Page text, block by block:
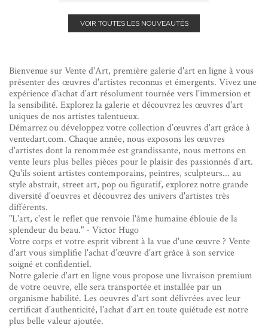
VOIR TOUTES LES NOUVEAUTÉS
Bienvenue sur Vente d'Art, première galerie d'art en ligne à vous
présenter des œuvres d'artistes reconnus et émergents. Vivez une
expérience d'achat d'art résolument tournée vers l'immersion et
la sensibilité. Explorez la galerie et découvrez les œuvres d'art
uniques de nos artistes talentueux.
Démarrez ou développez votre collection d’œuvres d'art grâce à
ventedart.com. Chaque année, nous exposons les œuvres
d'artistes dont la renommée est grandissante, nous mettons en
vente leurs plus belles pièces pour le plaisir des passionnés d'art.
Qu'ils soient artistes contemporains, peintres, sculpteurs... au
style abstrait, street art, pop ou figuratif, explorez notre grande
diversité d'oeuvres et découvrez des univers d'artistes très
différents.
"L'art, c'est le reflet que renvoie l'âme humaine éblouie de la
splendeur du beau." - Victor Hugo
Votre corps et votre esprit vibrent à la vue d'une œuvre ? Vente
d'art vous simplifie l'achat d’œuvre d'art grâce à son service
soigné et confidentiel.
Notre galerie d'art en ligne vous propose une livraison premium
de votre oeuvre, elle sera transportée et installée par un
organisme habilité. Les oeuvres d'art sont délivrées avec leur
certificat d'authenticité, l'achat d'art en toute quiétude est notre
plus belle valeur ajoutée.